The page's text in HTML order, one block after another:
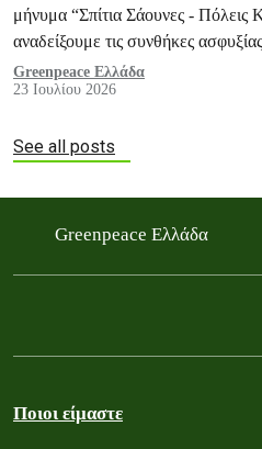
μήνυμα “Σπίτια Σάουνες - Πόλεις
αναδείξουμε τις συνθήκες
εκατομμύρια πολίτες κάθε
καύσωνα, μέσα στα ίδια τους τα
Greenpeace Ελλάδα
23 Ιουλίου 2026
See all posts
Greenpeace Ελλάδα
Ποιοι είμαστε